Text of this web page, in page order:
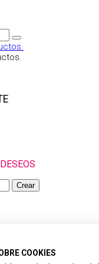
Crear
COOKIES